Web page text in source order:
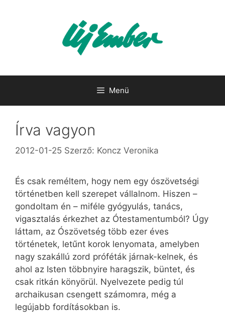
Menü
Írva vagyon
2012-01-25 Szerző: Koncz Veronika
És csak reméltem, hogy nem egy ószövetségi
történetben kell szerepet vállalnom. Hiszen –
gondoltam én – miféle gyógyulás, tanács,
vigasztalás érkezhet az Ótestamentumból? Úgy
láttam, az Ószövetség több ezer éves
történetek, letűnt korok lenyomata, amelyben
nagy szakállú zord próféták járnak-kelnek, és
ahol az Isten többnyire haragszik, büntet, és
csak ritkán könyörül. Nyelvezete pedig túl
archaikusan csengett számomra, még a
legújabb fordításokban is.